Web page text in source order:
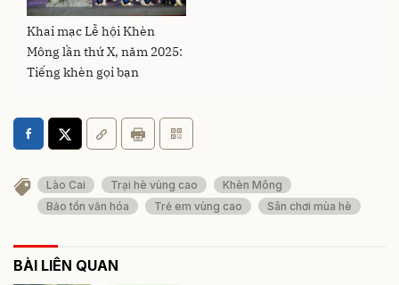
Khai mạc Lễ hội Khèn
Mông lần thứ X, năm 2025:
Tiếng khèn gọi bạn
Lào Cai Trại hè vùng cao
Khèn Mông
Bảo tồn văn hóa
Trẻ em vùng cao Sân chơi mùa hè
BÀI LIÊN QUAN